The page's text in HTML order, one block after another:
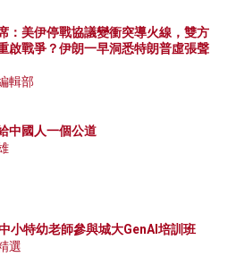
：美伊停戰協議變衝突導火線，雙方
啟戰爭？伊朗一早洞悉特朗普虛張聲
輯部
中國人一個公道
小特幼老師參與城大GenAI培訓班
選